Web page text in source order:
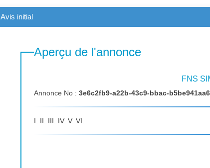
Avis initial
Aperçu de l'annonce
FNS
Annonce No : 3e6c2fb9-a22b-43c9-bbac-
I. II. III. IV. V. VI.